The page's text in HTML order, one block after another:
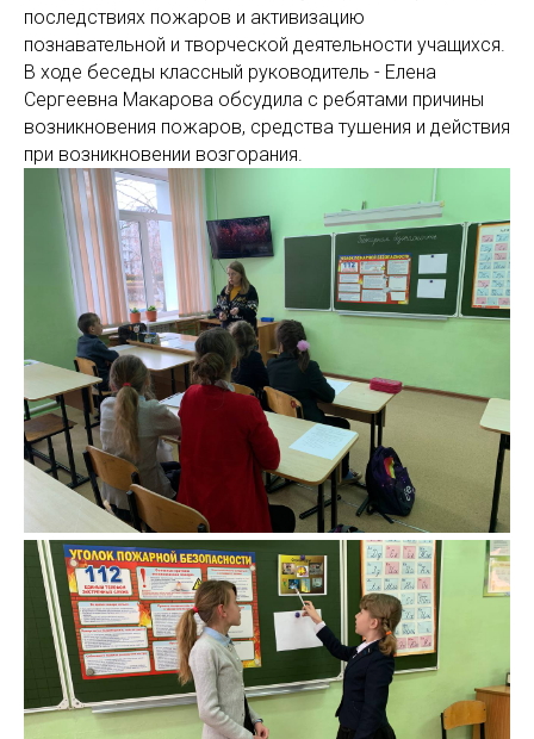
последствиях пожаров и активизацию
познавательной и творческой деятельности учащихся.
В ходе беседы классный руководитель - Елена
Сергеевна Макарова обсудила с ребятами причины
возникновения пожаров, средства тушения и действия
при возникновении возгорания.